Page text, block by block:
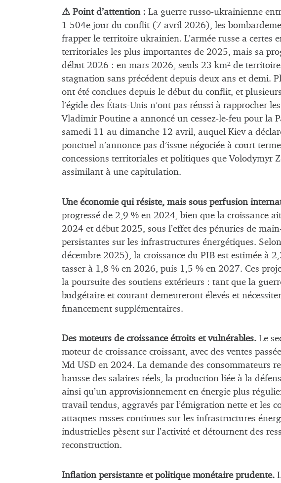
⚠ Point d’attention : La guerre russo-ukrainienne
1 504e jour du conflit (7 avril 2026), les
frapper le territoire ukrainien. L’armée russe a certes
territoriales les plus importantes de 2025, mais sa
début 2026 : en mars 2026, seuls 23 km² de
stagnation sans précédent depuis deux ans et demi.
ont été conclues depuis le début du conflit, et
l’égide des États-Unis n’ont pas réussi à rapprocher
Vladimir Poutine a annoncé un cessez-le-feu pour la
samedi 11 au dimanche 12 avril, auquel Kiev a
ponctuel n’annonce pas d’issue négociée à court
concessions territoriales et politiques que Volodymyr
assimilant à une capitulation.
Une économie qui résiste, mais sous perfusion
progressé de 2,9 % en 2024, bien que la croissance
2024 et début 2025, sous l’effet des pénuries de
persistantes sur les infrastructures énergétiques.
décembre 2025), la croissance du PIB est estimée à
tasser à 1,8 % en 2026, puis 1,5 % en 2027. Ces
la poursuite des soutiens extérieurs : tant que la
budgétaire et courant demeureront élevés et
financement supplémentaires.
Des moteurs de croissance étroits et vulnérables. Le
moteur de croissance croissant, avec des ventes
Md USD en 2024. La demande des consommateurs
hausse des salaires réels, la production liée à la
ainsi qu’un approvisionnement en énergie plus
travail tendus, aggravés par l’émigration nette et les
attaques russes continues sur les infrastructures
industrielles pèsent sur l’activité et détournent des
reconstruction.
Inflation persistante et politique monétaire prudente.